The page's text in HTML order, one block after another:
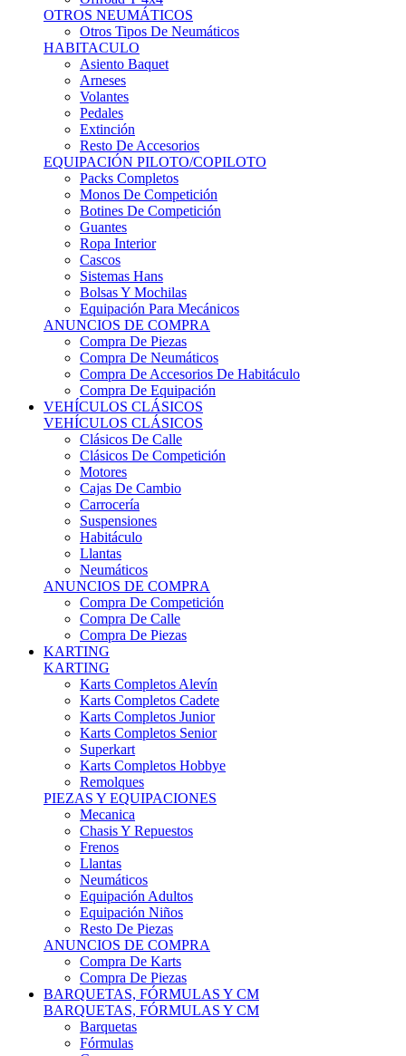
Otros Tipos De Neumáticos
HABITACULO
Asiento Baquet
Arneses
Volantes
Pedales
Extinción
Resto De Accesorios
EQUIPACIÓN PILOTO/COPILOTO
Packs Completos
Monos De Competición
Botines De Competición
Guantes
Ropa Interior
Cascos
Sistemas Hans
Bolsas Y Mochilas
Equipación Para Mecánicos
ANUNCIOS DE COMPRA
Compra De Piezas
Compra De Neumáticos
Compra De Accesorios De Habitáculo
Compra De Equipación
VEHÍCULOS CLÁSICOS
VEHÍCULOS CLÁSICOS
Clásicos De Calle
Clásicos De Competición
Motores
Cajas De Cambio
Carrocería
Suspensiones
Habitáculo
Llantas
Neumáticos
ANUNCIOS DE COMPRA
Compra De Competición
Compra De Calle
Compra De Piezas
KARTING
KARTING
Karts Completos Alevín
Karts Completos Cadete
Karts Completos Junior
Karts Completos Senior
Superkart
Karts Completos Hobbye
Remolques
PIEZAS Y EQUIPACIONES
Mecanica
Chasis Y Repuestos
Frenos
Llantas
Neumáticos
Equipación Adultos
Equipación Niños
Resto De Piezas
ANUNCIOS DE COMPRA
Compra De Karts
Compra De Piezas
BARQUETAS, FÓRMULAS Y CM
BARQUETAS, FÓRMULAS Y CM
Barquetas
Fórmulas
Cm
Prototipos